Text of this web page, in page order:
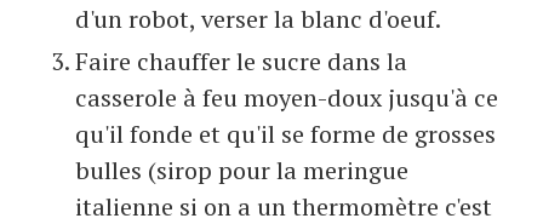
d'un robot, verser la blanc d'oeuf.
Faire chauffer le sucre dans la
casserole à feu moyen-doux jusqu'à ce
qu'il fonde et qu'il se forme de grosses
bulles (sirop pour la meringue
italienne si on a un thermomètre c'est